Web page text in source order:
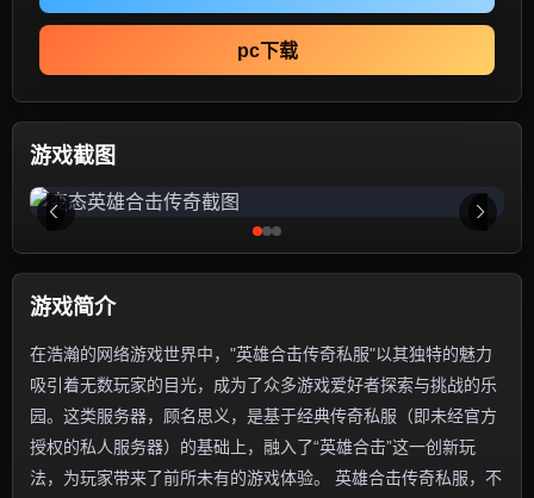
pc下载
游戏截图
游戏简介
在浩瀚的网络游戏世界中，"英雄合击传奇私服"以其独特的魅力
吸引着无数玩家的目光，成为了众多游戏爱好者探索与挑战的乐
园。这类服务器，顾名思义，是基于经典传奇私服（即未经官方
授权的私人服务器）的基础上，融入了“英雄合击”这一创新玩
法，为玩家带来了前所未有的游戏体验。 英雄合击传奇私服，不